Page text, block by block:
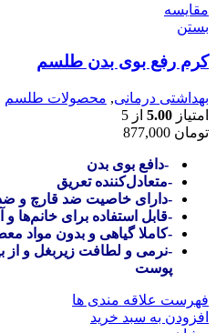
مقایسه
بستن
کرم رفع بوی بدن طلسم
بهداشتی درمانی, محصولات طلسم
امتیاز 5.00 از 5
تومان
-دافع بوی بدن
-متعادل‌کننده تعریق
-دارای خاصیت ضد قارچ و
-قابل استفاده برای خانم‌ها و
-کاملا گیاهی و بدون مواد
-نرمی و لطافت زیربغل و از
پوست
فهرست علاقه مندی ها
افزودن به سبد خرید